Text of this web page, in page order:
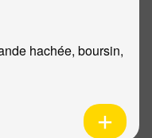
hachée, boursin,